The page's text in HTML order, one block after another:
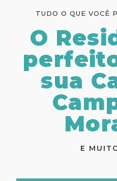
TUDO O QUE VOCÊ
O
sua
E